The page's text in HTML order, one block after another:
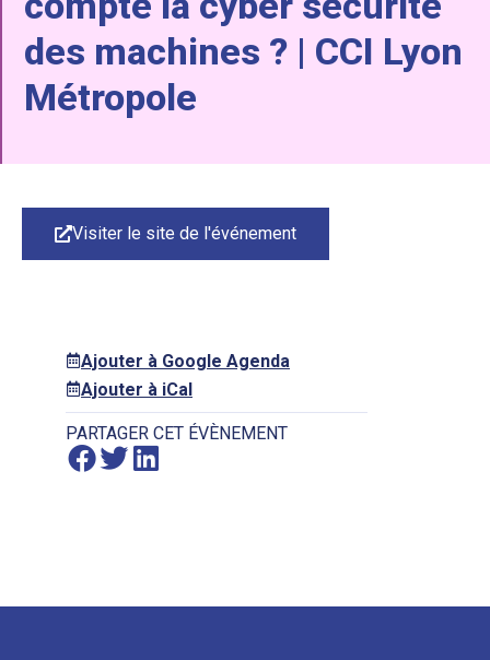
des machines ? | CCI Lyon
Métropole
Visiter le site de l'événement
Ajouter à Google Agenda
Ajouter à iCal
PARTAGER CET ÉVÈNEMENT